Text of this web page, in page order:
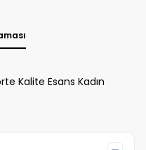
Kalite Esans Kadın